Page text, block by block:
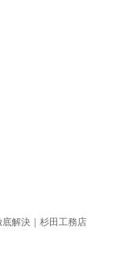
解決｜杉田工務店